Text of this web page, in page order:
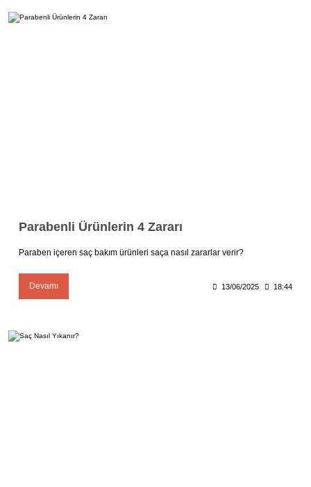
Parabenli Ürünlerin 4 Zararı
Paraben içeren saç bakım ürünleri saça nasıl zararlar verir?
Devamı 13/06/2025 18:44